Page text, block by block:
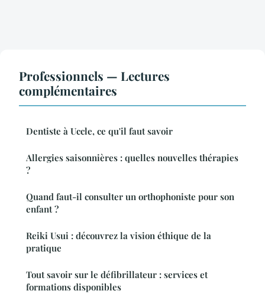
Professionnels — Lectures
complémentaires
Dentiste à Uccle, ce qu'il faut savoir
Allergies saisonnières : quelles nouvelles thérapies
?
Quand faut-il consulter un orthophoniste pour son
enfant ?
Reiki Usui : découvrez la vision éthique de la
pratique
Tout savoir sur le défibrillateur : services et
formations disponibles